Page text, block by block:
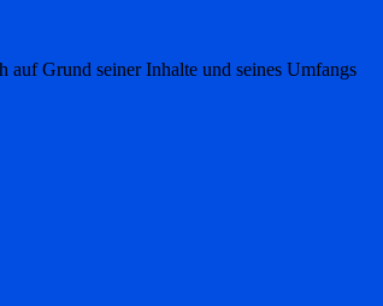
Grund seiner Inhalte und seines Umfangs